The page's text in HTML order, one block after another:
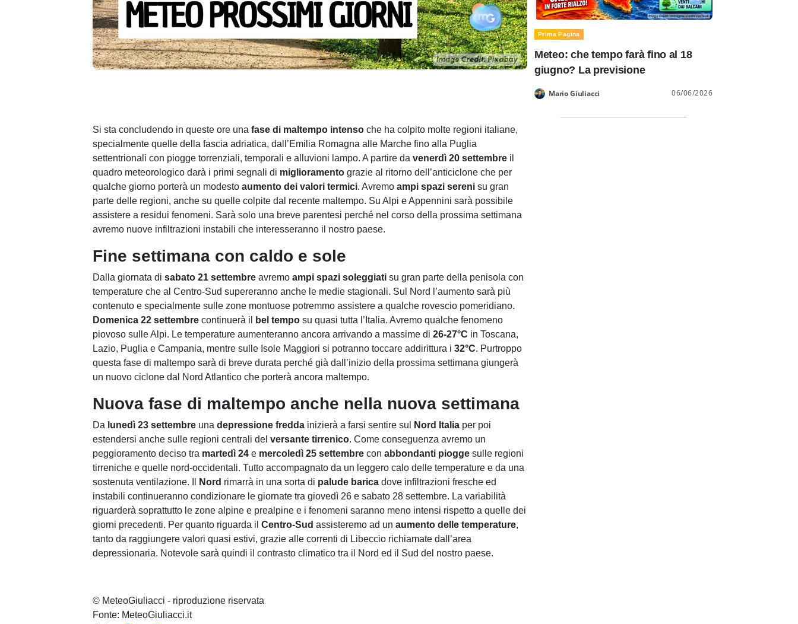
Si sta concludendo in queste ore una fase di maltempo intenso che ha colpito molte regioni italiane,
specialmente quelle della fascia adriatica, dall’Emilia Romagna alle Marche fino alla Puglia
settentrionali con piogge torrenziali, temporali e alluvioni lampo. A partire da venerdì 20 settembre il
quadro meteorologico darà i primi segnali di miglioramento grazie al ritorno dell’anticiclone che per
qualche giorno porterà un modesto aumento dei valori termici. Avremo ampi spazi sereni su gran
parte delle regioni, anche su quelle colpite dal recente maltempo. Su Alpi e Appennini sarà possibile
assistere a residui fenomeni. Sarà solo una breve parentesi perché nel corso della prossima settimana
avremo nuove infiltrazioni instabili che interesseranno il nostro paese.
Fine settimana con caldo e sole
Dalla giornata di sabato 21 settembre avremo ampi spazi soleggiati su gran parte della penisola con
temperature che al Centro-Sud supereranno anche le medie stagionali. Sul Nord l’aumento sarà più
contenuto e specialmente sulle zone montuose potremmo assistere a qualche rovescio pomeridiano.
Domenica 22 settembre continuerà il bel tempo su quasi tutta l’Italia. Avremo qualche fenomeno
piovoso sulle Alpi. Le temperature aumenteranno ancora arrivando a massime di 26-27°C in Toscana,
Lazio, Puglia e Campania, mentre sulle Isole Maggiori si potranno toccare addirittura i 32°C. Purtroppo
questa fase di maltempo sarà di breve durata perché già dall’inizio della prossima settimana giungerà
un nuovo ciclone dal Nord Atlantico che porterà ancora maltempo.
Nuova fase di maltempo anche nella nuova settimana
Da lunedì 23 settembre una depressione fredda inizierà a farsi sentire sul Nord Italia per poi
estendersi anche sulle regioni centrali del versante tirrenico. Come conseguenza avremo un
peggioramento deciso tra martedì 24 e mercoledì 25 settembre con abbondanti piogge sulle regioni
tirreniche e quelle nord-occidentali. Tutto accompagnato da un leggero calo delle temperature e da una
sostenuta ventilazione. Il
Nord rimarrà in una sorta di palude barica dove infiltrazioni fresche ed
instabili continueranno condizionare le giornate tra giovedì 26 e sabato 28 settembre. La variabilità
riguarderà soprattutto le zone alpine e prealpine e i fenomeni saranno meno intensi rispetto a quelle dei
giorni precedenti. Per quanto riguarda il Centro-Sud assisteremo ad un aumento delle temperature,
tanto da raggiungere valori quasi estivi, grazie alle correnti di Libeccio richiamate dall’area
depressionaria. Notevole sarà quindi il contrasto climatico tra il Nord ed il Sud del nostro paese.
© MeteoGiuliacci - riproduzione riservata
Fonte: MeteoGiuliacci.it
Prima Pagina
Meteo: che tempo farà fino al 18
giugno? La previsione
Mario Giuliacci 06/06/2026